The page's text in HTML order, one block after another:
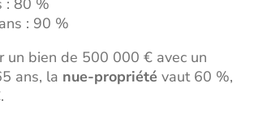
: 90 %
un bien de 500 000 € avec un
ans, la nue-propriété vaut 60 %,